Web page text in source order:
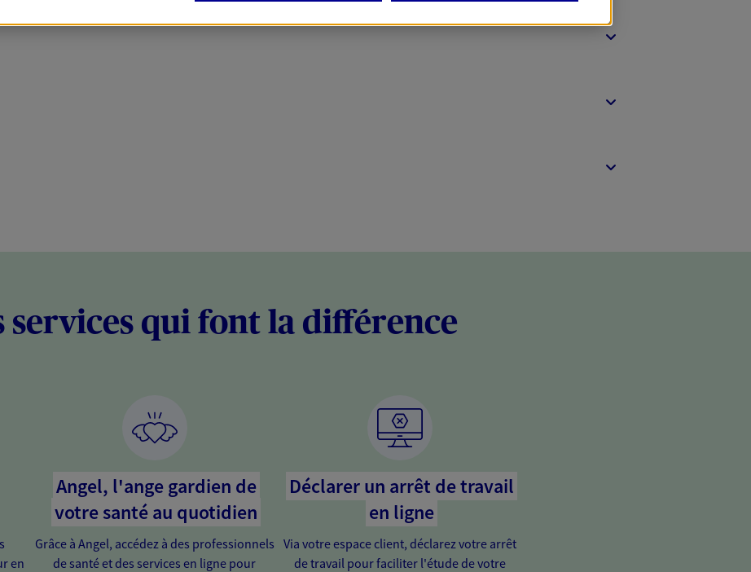
services qui font la différence
en
Angel, l'ange gardien de
votre santé au quotidien
Grâce à Angel, accédez à des professionnels
de santé et des services en ligne pour
Déclarer un arrêt de travail
en ligne
Via votre espace client, déclarez votre arrêt
de travail pour faciliter l'étude de votre